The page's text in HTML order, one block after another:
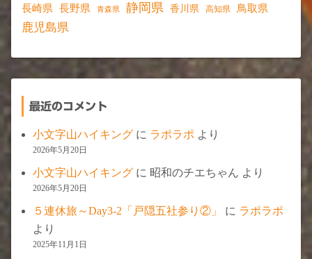
長崎県 長野県 青森県 静岡県 香川県 高知県 鳥取県
鹿児島県
最近のコメント
小文字山ハイキング に ラポラポ より
2026年5月20日
小文字山ハイキング に 昭和のチエちゃん より
2026年5月20日
５連休旅～Day3-2「戸隠五社参り②」 に ラポラポ
より
2025年11月1日